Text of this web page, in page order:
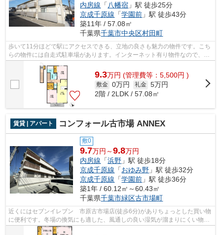
内房線 「 八幡宿 」駅 徒歩25分
京成千原線 「学園前 」駅 徒歩43分
築11年 / 57.08㎡
千葉県千葉市中央区村田町
歩いて11分ほどで駅にアクセスできる、立地の良さも魅力の物件です。こち
らの物件には自走式駐車場があります。インターネット有り物件なので、ネ
ットをよく使う方におすすめです。千...
9.3万円 (管理費等：5,500円 )
敷金 0万円 礼金 5万円
2階 / 2LDK / 57.08㎡
賃貸 | アパート コンフォール古市場 ANNEX
敷0
9.7万円～9.8万円
内房線 「浜野 」駅 徒歩18分
京成千原線 「おゆみ野 」駅 徒歩32分
京成千原線 「学園前 」駅 徒歩36分
築1年 / 60.12㎡～60.43㎡
千葉県千葉市緑区古市場町
近くにはセブンイレブン 市原古市場店(徒歩6分)がありちょっとした買い物
に便利です。冬場の換気にも適した、風通しの良い湿気が溜まりにくい物件
です。きれいな外装・内装がポイント...